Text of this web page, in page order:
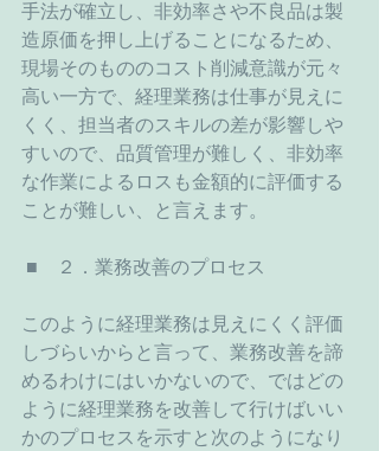
手法が確立し、非効率さや不良品は製
造原価を押し上げることになるため、
現場そのもののコスト削減意識が元々
高い一方で、経理業務は仕事が見えに
くく、担当者のスキルの差が影響しや
すいので、品質管理が難しく、非効率
な作業によるロスも金額的に評価する
ことが難しい、と言えます。
■　２．業務改善のプロセス
このように経理業務は見えにくく評価
しづらいからと言って、業務改善を諦
めるわけにはいかないので、ではどの
ように経理業務を改善して行けばいい
かのプロセスを示すと次のようになり